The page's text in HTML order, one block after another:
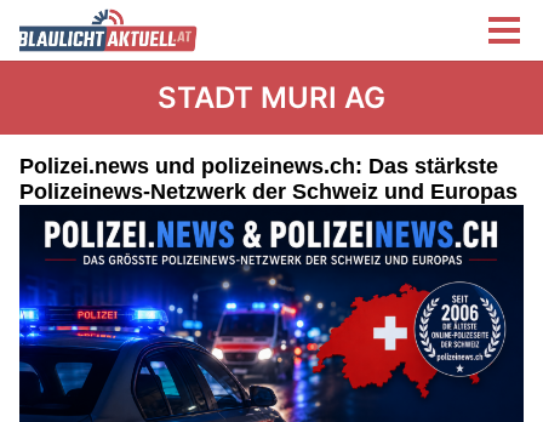
STADT MURI AG
Polizei.news und polizeinews.ch: Das stärkste
Polizeinews-Netzwerk der Schweiz und Europas